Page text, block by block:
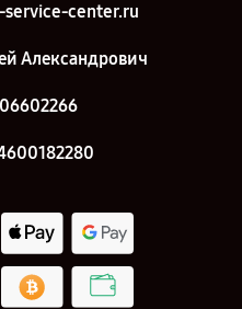
service-center.ru
Александрович